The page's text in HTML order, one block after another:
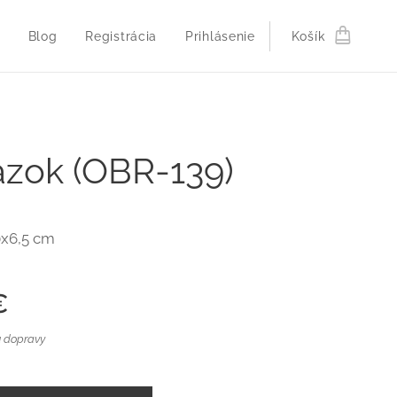
Blog Registrácia Prihlásenie Košík
(OBR-139)
cm
dopravy